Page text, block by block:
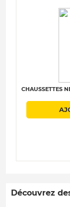
CHAUSSETTES
Découvrez